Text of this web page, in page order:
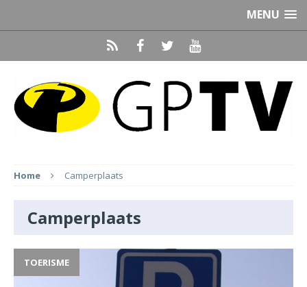
MENU
Home Camperplaats
Camperplaats
TOERISME